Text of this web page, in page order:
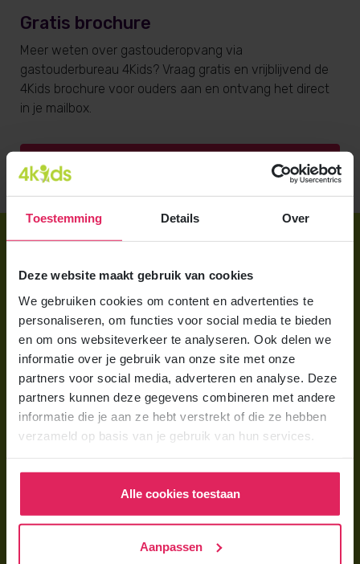
Toestemming Details Over
Deze website maakt gebruik van cookies
We gebruiken cookies om content en advertenties te
personaliseren, om functies voor social media te bieden
en om ons websiteverkeer te analyseren. Ook delen we
informatie over je gebruik van onze site met onze
partners voor social media, adverteren en analyse. Deze
partners kunnen deze gegevens combineren met andere
informatie die je aan ze hebt verstrekt of die ze hebben
verzameld op basis van je gebruik van hun services.
Alle cookies toestaan
Aanpassen
Gratis brochure
Meer weten over gastouderopvang via
gastouderbureau 4Kids? Vraag gratis en vrijblijvend de
4Kids brochure voor ouders aan en ontvang het direct
in je mailbox.
Direct regelen
Aanmelden bij 4Kids
Brochure aanvragen
Berekening maken
Voor ouders
Wat is gastouderopvang?
Wat kost een gastouder?
Voor gastouders
Gastouder worden bij 4Kids